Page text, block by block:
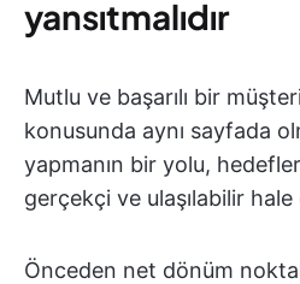
yansıtmalıdır
Mutlu ve başarılı bir
konusunda aynı sayfada
yapmanın bir yolu,
gerçekçi ve ulaşılabilir
Önceden net dönüm